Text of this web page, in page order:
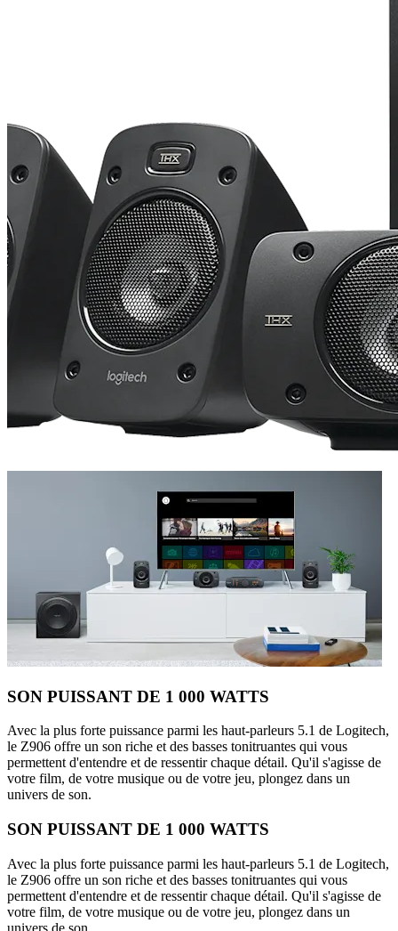
SON PUISSANT DE 1 000 WATTS
Avec la plus forte puissance parmi les haut-parleurs 5.1 de Logitech,
le Z906 offre un son riche et des basses tonitruantes qui vous
permettent d'entendre et de ressentir chaque détail. Qu'il s'agisse de
votre film, de votre musique ou de votre jeu, plongez dans un
univers de son.
SON PUISSANT DE 1 000 WATTS
Avec la plus forte puissance parmi les haut-parleurs 5.1 de Logitech,
le Z906 offre un son riche et des basses tonitruantes qui vous
permettent d'entendre et de ressentir chaque détail. Qu'il s'agisse de
votre film, de votre musique ou de votre jeu, plongez dans un
univers de son.